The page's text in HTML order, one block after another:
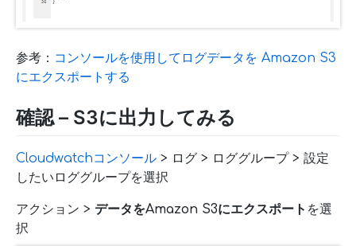
参考： コンソールを使用してログデータを Amazon S3
にエクスポートする
確認 – S3に出力してみる
Cloudwatchコンソール > ログ > ロググループ > 設定
したいロググループを選択
アクション > データをAmazon S3にエクスポート を選
択